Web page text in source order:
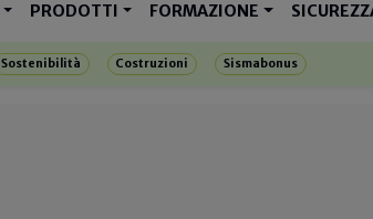
PRODOTTI FORMAZIONE
Sostenibilità Costruzioni Sismabonus